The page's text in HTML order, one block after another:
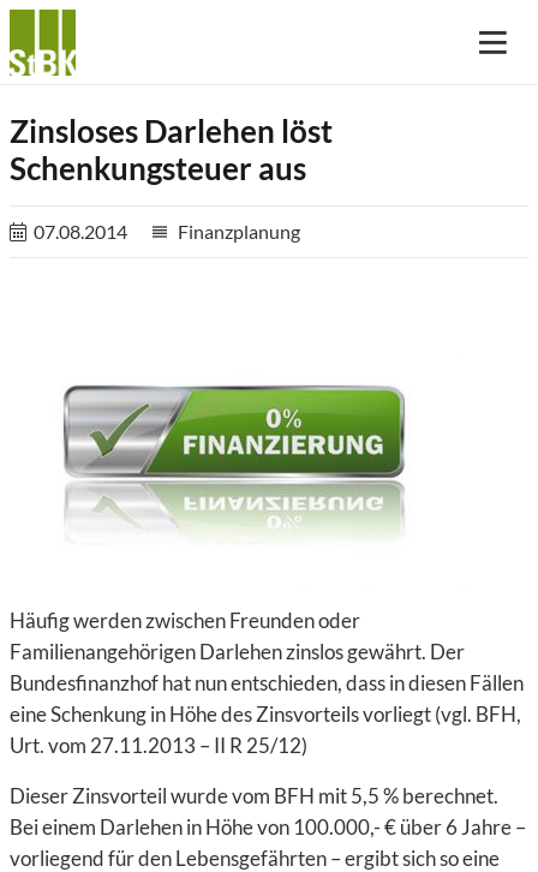
Zinsloses Darlehen löst
Schenkungsteuer aus
07.08.2014 reorder Finanzplanung
Häufig werden zwischen Freunden oder
Familienangehörigen Darlehen zinslos gewährt. Der
Bundesfinanzhof hat nun entschieden, dass in diesen Fällen
eine Schenkung in Höhe des Zinsvorteils vorliegt (vgl. BFH,
Urt. vom 27.11.2013 – II R 25/12)
Dieser Zinsvorteil wurde vom BFH mit 5,5 % berechnet.
Bei einem Darlehen in Höhe von 100.000,- € über 6 Jahre –
vorliegend für den Lebensgefährten – ergibt sich so eine